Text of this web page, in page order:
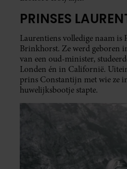
PRINSES
Laurentiens volledige naam is
Brinkhorst. Ze werd geboren
van een oud-minister,
Londen én in Californië.
prins Constantijn met wie ze
huwelijksbootje stapte.